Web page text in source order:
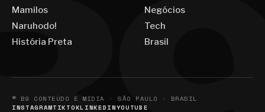
Mamilos
Naruhodo!
História Preta
Negócios
Tech
Brasil
© B9 CONTEÚDO E MÍDIA · SÃO PAULO · BRASIL
INSTAGRAMTIKTOKLINKEDINYOUTUBE